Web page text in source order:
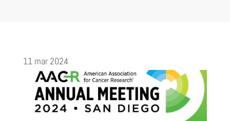
11 mar 2024